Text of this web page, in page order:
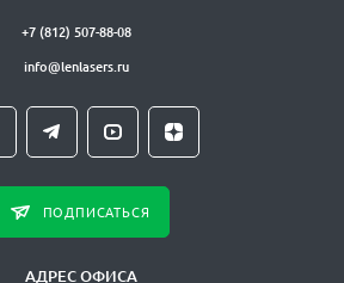
+7 (812) 507-88-08
info@lenlasers.ru
ПОДПИСАТЬСЯ
АДРЕС ОФИСА